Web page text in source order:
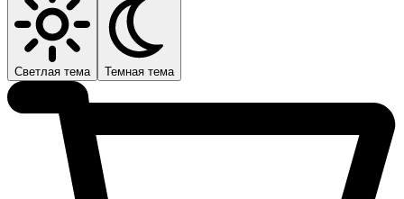
Светлая тема Темная тема